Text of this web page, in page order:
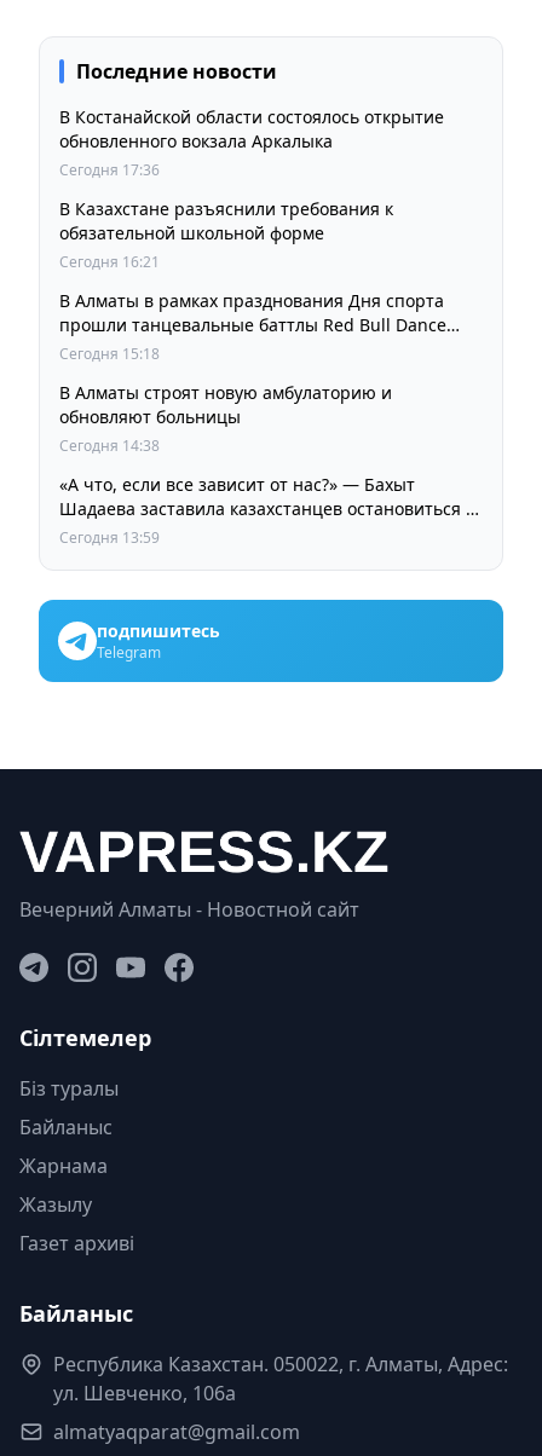
Последние новости
В Костанайской области состоялось открытие
обновленного вокзала Аркалыка
Сегодня 17:36
В Казахстане разъяснили требования к
обязательной школьной форме
Сегодня 16:21
В Алматы в рамках празднования Дня спорта
прошли танцевальные баттлы Red Bull Dance
Your Style
Сегодня 15:18
В Алматы строят новую амбулаторию и
обновляют больницы
Сегодня 14:38
«А что, если все зависит от нас?» — Бахыт
Шадаева заставила казахстанцев остановиться и
задуматься
Сегодня 13:59
подпишитесь
Telegram
Вечерний Алматы - Новостной сайт
Сілтемелер
Біз туралы
Байланыс
Жарнама
Жазылу
Газет архиві
Байланыс
Республика Казахстан. 050022, г. Алматы, Адрес:
ул. Шевченко, 106а
almatyaqparat@gmail.com